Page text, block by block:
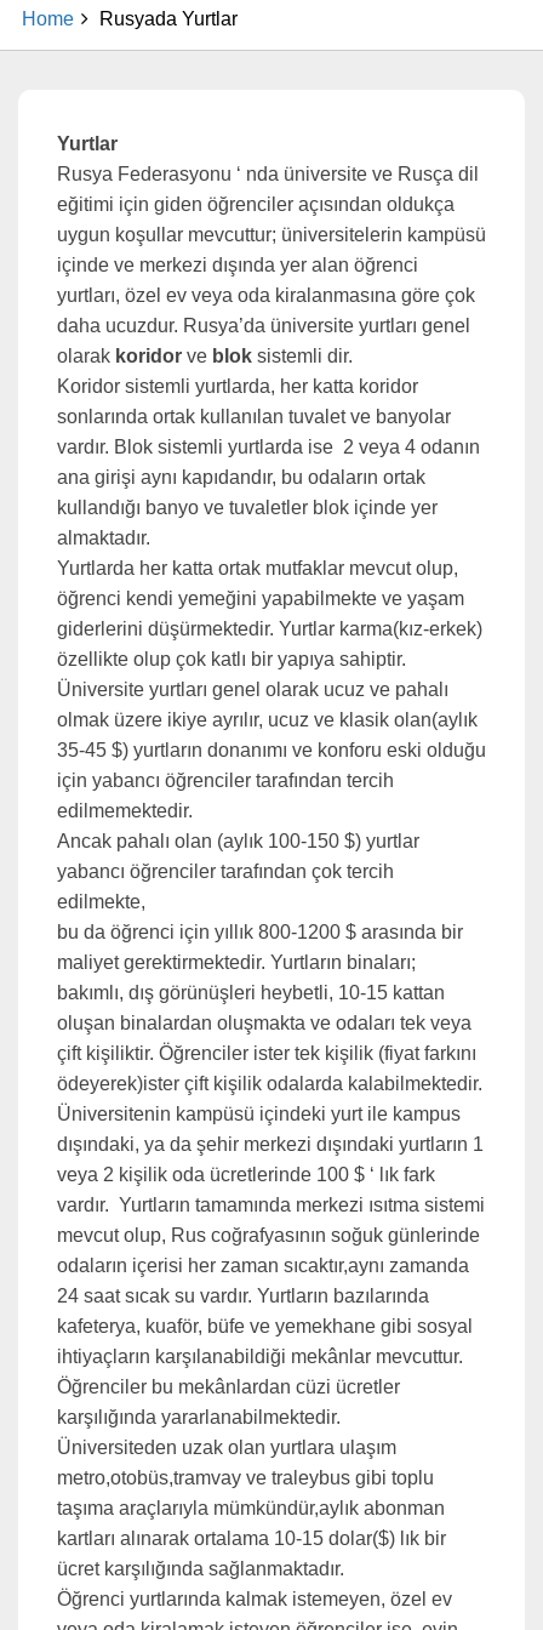
Home Rusyada Yurtlar
Yurtlar
Rusya Federasyonu ‘ nda üniversite ve Rusça dil
eğitimi için giden öğrenciler açısından oldukça
uygun koşullar mevcuttur; üniversitelerin kampüsü
içinde ve merkezi dışında yer alan öğrenci
yurtları, özel ev veya oda kiralanmasına göre çok
daha ucuzdur. Rusya’da üniversite yurtları genel
olarak koridor ve blok sistemli dir.
Koridor sistemli yurtlarda, her katta koridor
sonlarında ortak kullanılan tuvalet ve banyolar
vardır. Blok sistemli yurtlarda ise 2 veya 4 odanın
ana girişi aynı kapıdandır, bu odaların ortak
kullandığı banyo ve tuvaletler blok içinde yer
almaktadır.
Yurtlarda her katta ortak mutfaklar mevcut olup,
öğrenci kendi yemeğini yapabilmekte ve yaşam
giderlerini düşürmektedir. Yurtlar karma(kız-erkek)
özellikte olup çok katlı bir yapıya sahiptir.
Üniversite yurtları genel olarak ucuz ve pahalı
olmak üzere ikiye ayrılır, ucuz ve klasik olan(aylık
35-45 $) yurtların donanımı ve konforu eski olduğu
için yabancı öğrenciler tarafından tercih
edilmemektedir.
Ancak pahalı olan (aylık 100-150 $) yurtlar
yabancı öğrenciler tarafından çok tercih
edilmekte,
bu da öğrenci için yıllık 800-1200 $ arasında bir
maliyet gerektirmektedir. Yurtların binaları;
bakımlı, dış görünüşleri heybetli, 10-15 kattan
oluşan binalardan oluşmakta ve odaları tek veya
çift kişiliktir. Öğrenciler ister tek kişilik (fiyat farkını
ödeyerek)ister çift kişilik odalarda kalabilmektedir.
Üniversitenin kampüsü içindeki yurt ile kampus
dışındaki, ya da şehir merkezi dışındaki yurtların 1
veya 2 kişilik oda ücretlerinde 100 $ ‘ lık fark
vardır. Yurtların tamamında merkezi ısıtma sistemi
mevcut olup, Rus coğrafyasının soğuk günlerinde
odaların içerisi her zaman sıcaktır,aynı zamanda
24 saat sıcak su vardır. Yurtların bazılarında
kafeterya, kuaför, büfe ve yemekhane gibi sosyal
ihtiyaçların karşılanabildiği mekânlar mevcuttur.
Öğrenciler bu mekânlardan cüzi ücretler
karşılığında yararlanabilmektedir.
Üniversiteden uzak olan yurtlara ulaşım
metro,otobüs,tramvay ve traleybus gibi toplu
taşıma araçlarıyla mümkündür,aylık abonman
kartları alınarak ortalama 10-15 dolar($) lık bir
ücret karşılığında sağlanmaktadır.
Öğrenci yurtlarında kalmak istemeyen, özel ev